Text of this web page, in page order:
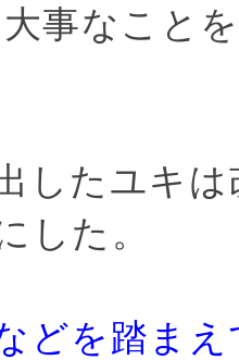
大事なこと
したユキ
した。
どを踏ま